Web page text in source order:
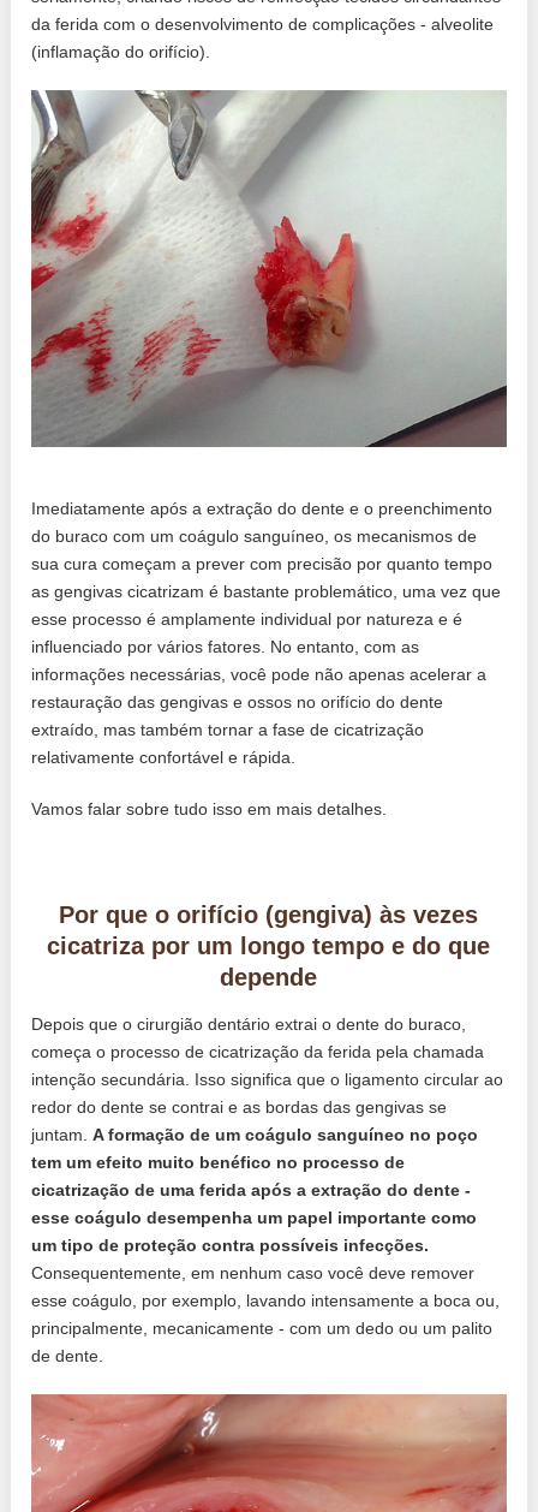
da ferida com o desenvolvimento de complicações - alveolite
(inflamação do orifício).
Imediatamente após a extração do dente e o preenchimento
do buraco com um coágulo sanguíneo, os mecanismos de
sua cura começam a prever com precisão por quanto tempo
as gengivas cicatrizam é ​​bastante problemático, uma vez que
esse processo é amplamente individual por natureza e é
influenciado por vários fatores. No entanto, com as
informações necessárias, você pode não apenas acelerar a
restauração das gengivas e ossos no orifício do dente
extraído, mas também tornar a fase de cicatrização
relativamente confortável e rápida.
Vamos falar sobre tudo isso em mais detalhes.
Por que o orifício (gengiva) às vezes
cicatriza por um longo tempo e do que
depende
Depois que o cirurgião dentário extrai o dente do buraco,
começa o processo de cicatrização da ferida pela chamada
intenção secundária. Isso significa que o ligamento circular ao
redor do dente se contrai e as bordas das gengivas se
juntam.A formação de um coágulo sanguíneo no poço
tem um efeito muito benéfico no processo de
cicatrização de uma ferida após a extração do dente -
esse coágulo desempenha um papel importante como
um tipo de proteção contra possíveis infecções.
Consequentemente, em nenhum caso você deve remover
esse coágulo, por exemplo, lavando intensamente a boca ou,
principalmente, mecanicamente - com um dedo ou um palito
de dente.